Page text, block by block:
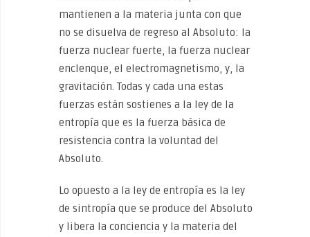
mantienen a la materia junta con que
no se disuelva de regreso al Absoluto: la
fuerza nuclear fuerte, la fuerza nuclear
enclenque, el electromagnetismo, y, la
gravitación. Todas y cada una estas
fuerzas están sostienes a la ley de la
entropía que es la fuerza básica de
resistencia contra la voluntad del
Absoluto.
Lo opuesto a la ley de entropía es la ley
de sintropía que se produce del Absoluto
y libera la conciencia y la materia del